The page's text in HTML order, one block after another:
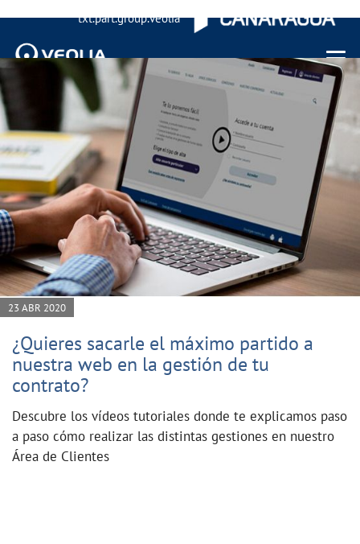
txt.part.group.veolia
Menu
23 ABR 2020
¿Quieres sacarle el máximo partido a
nuestra web en la gestión de tu
contrato?
Descubre los vídeos tutoriales donde te explicamos paso
a paso cómo realizar las distintas gestiones en nuestro
Área de Clientes